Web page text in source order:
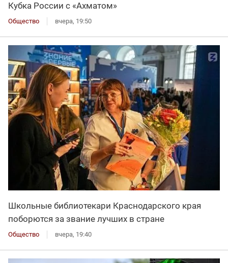
Кубка России с «Ахматом»
Общество вчера, 19:50
Школьные библиотекари Краснодарского края
поборются за звание лучших в стране
Общество вчера, 19:40